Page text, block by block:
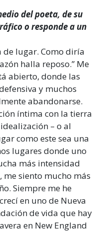
del poeta, de su
o responde a un
lugar. Como diría
halla reposo.” Me
abierto, donde las
y muchos
abandonarse.
íntima con la tierra
– o al
como este sea una
lugares donde uno
más intensidad
me siento mucho más
Siempre me he
en uno de Nueva
de vida que hay
en New England